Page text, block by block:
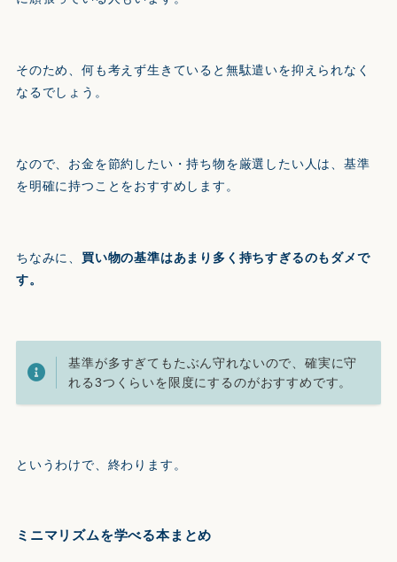
そのため、何も考えず生きていると無駄遣いを抑えられなく
なるでしょう。
なので、お金を節約したい・持ち物を厳選したい人は、基準
を明確に持つことをおすすめします。
ちなみに、 買い物の基準はあまり多く持ちすぎるのもダメで
す。
基準が多すぎてもたぶん守れないので、確実に守
れる3つくらいを限度にするのがおすすめです。
というわけで、終わります。
ミニマリズムを学べる本まとめ